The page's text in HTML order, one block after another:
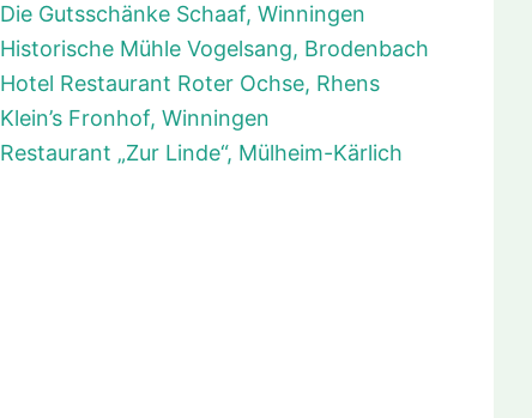
Die Gutsschänke Schaaf, Winningen
Historische Mühle Vogelsang, Brodenbach
Hotel Restaurant Roter Ochse, Rhens
Klein’s Fronhof, Winningen
Restaurant „Zur Linde“, Mülheim-Kärlich